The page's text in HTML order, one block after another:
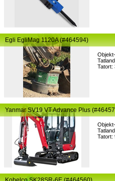
Tatort:
Egli EgliMag 1120A (#464594)
Tatort:
Yanmar SV19 VT Advance Plus